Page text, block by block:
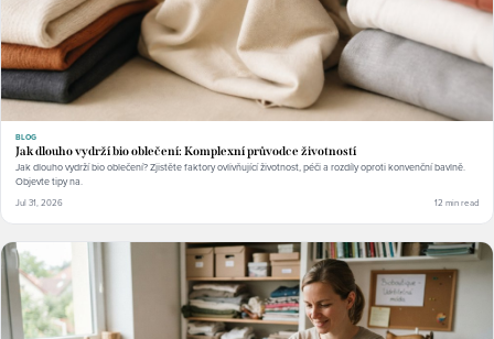
BLOG
Jak dlouho vydrží bio oblečení: Komplexní průvodce životností
Jak dlouho vydrží bio oblečení? Zjistěte faktory ovlivňující životnost, péči a rozdíly oproti konvenční bavlně.
Objevte tipy na.
Jul 31, 2026 12 min read